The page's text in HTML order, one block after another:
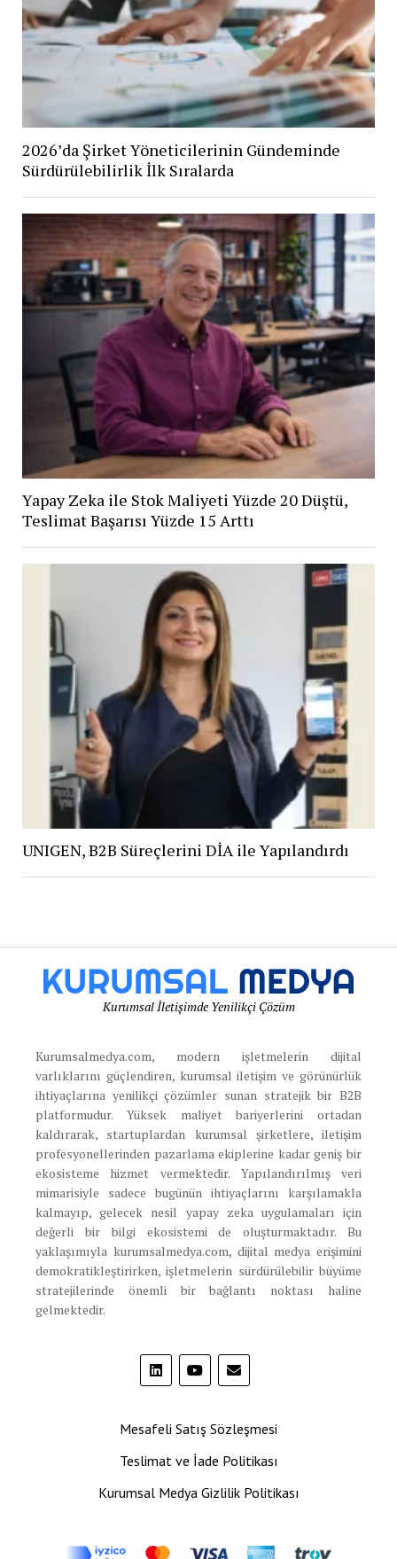
2026’da Şirket Yöneticilerinin Gündeminde
Sürdürülebilirlik İlk Sıralarda
Yapay Zeka ile Stok Maliyeti Yüzde 20 Düştü,
Teslimat Başarısı Yüzde 15 Arttı
UNIGEN, B2B Süreçlerini DİA ile Yapılandırdı
Kurumsal İletişimde Yenilikçi Çözüm
Kurumsalmedya.com, modern işletmelerin dijital
varlıklarını güçlendiren, kurumsal iletişim ve görünürlük
ihtiyaçlarına yenilikçi çözümler sunan stratejik bir B2B
platformudur. Yüksek maliyet bariyerlerini ortadan
kaldırarak, startuplardan kurumsal şirketlere, iletişim
profesyonellerinden pazarlama ekiplerine kadar geniş bir
ekosisteme hizmet vermektedir. Yapılandırılmış veri
mimarisiyle sadece bugünün ihtiyaçlarını karşılamakla
kalmayıp, gelecek nesil yapay zeka uygulamaları için
değerli bir bilgi ekosistemi de oluşturmaktadır. Bu
yaklaşımıyla kurumsalmedya.com, dijital medya erişimini
demokratikleştirirken, işletmelerin sürdürülebilir büyüme
stratejilerinde önemli bir bağlantı noktası haline
gelmektedir.
Mesafeli Satış Sözleşmesi
Teslimat ve İade Politikası
Kurumsal Medya Gizlilik Politikası